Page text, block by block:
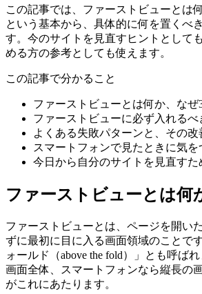
この記事では、ファーストビューとは
という基本から、具体的に何を置くべ
す。今のサイトを見直すヒントとして
める方の参考としても使えます。
この記事で分かること
ファーストビューとは何か、な
ファーストビューに必ず入れるべ
よくある失敗パターンと、その改
スマートフォンで見たときに気を
今日から自分のサイトを見直すた
ファーストビューとは何
ファーストビューとは、ページを開い
ずに最初に目に入る画面領域のことで
ォールド（above the fold）」とも呼ば
画面全体、スマートフォンなら縦長の
がこれにあたります。